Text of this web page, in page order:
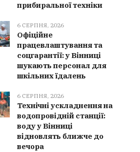
прибиральної техніки
6 СЕРПНЯ, 2026
Офіційне
працевлаштування та
соцгарантії: у Вінниці
шукають персонал для
шкільних їдалень
6 СЕРПНЯ, 2026
Технічні ускладнення на
водопровідній станції:
воду у Вінниці
відновлять ближче до
вечора